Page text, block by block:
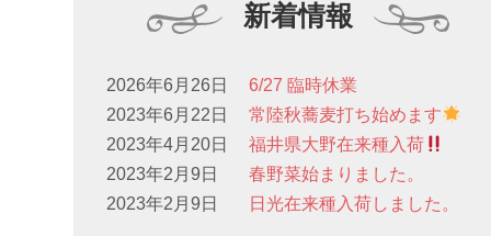
新着情報
2026年6月26日
6/27 臨時休業
2023年6月22日
常陸秋蕎麦打ち始めます
2023年4月20日
福井県大野在来種入荷
2023年2月9日
春野菜始まりました。
2023年2月9日
日光在来種入荷しました。